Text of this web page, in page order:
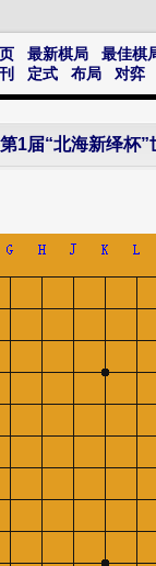
最新棋局
最佳棋
定式 布局 对弈
第1届“北海新绎杯